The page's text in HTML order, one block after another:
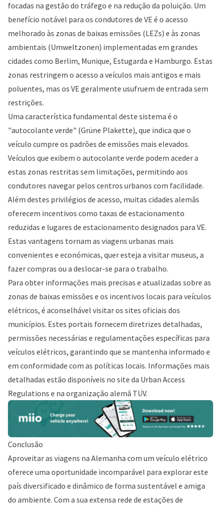
focadas na gestão do tráfego e na redução da poluição. Um
benefício notável para os condutores de VE é o acesso
melhorado às zonas de baixas emissões (LEZs) e às zonas
ambientais (Umweltzonen) implementadas em grandes
cidades como Berlim, Munique, Estugarda e Hamburgo. Estas
zonas restringem o acesso a veículos mais antigos e mais
poluentes, mas os VE geralmente usufruem de entrada sem
restrições.
Uma característica fundamental deste sistema é o
"autocolante verde" (Grüne Plakette), que indica que o
veículo cumpre os padrões de emissões mais elevados.
Veículos que exibem o autocolante verde podem aceder a
estas zonas restritas sem limitações, permitindo aos
condutores navegar pelos centros urbanos com facilidade.
Além destes privilégios de acesso, muitas cidades alemãs
oferecem incentivos como taxas de estacionamento
reduzidas e lugares de estacionamento designados para VE.
Estas vantagens tornam as viagens urbanas mais
convenientes e económicas, quer esteja a visitar museus, a
fazer compras ou a deslocar-se para o trabalho.
Para obter informações mais precisas e atualizadas sobre as
zonas de baixas emissões e os incentivos locais para veículos
elétricos, é aconselhável visitar os sites oficiais dos
municípios. Estes portais fornecem diretrizes detalhadas,
permissões necessárias e regulamentações específicas para
veículos elétricos, garantindo que se mantenha informado e
em conformidade com as políticas locais. Informações mais
detalhadas estão disponíveis no site da Urban Access
Regulations e na organização alemã TÜV.
Conclusão
Aproveitar as viagens na Alemanha com um veículo elétrico
oferece uma oportunidade incomparável para explorar este
país diversificado e dinâmico de forma sustentável e amiga
do ambiente. Com a sua extensa rede de estações de